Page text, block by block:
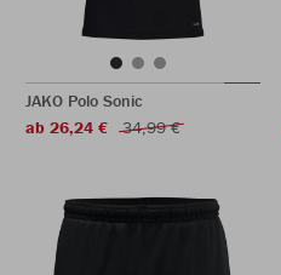
JAKO Polo Sonic
ab 26,24 €
34,99 €